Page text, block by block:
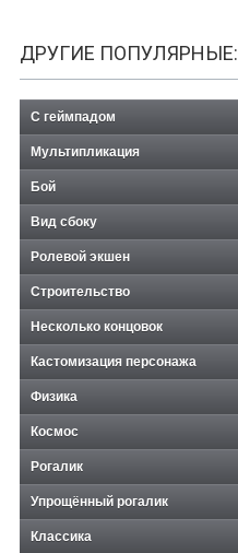
ДРУГИЕ ПОПУЛЯРНЫЕ:
С геймпадом
Мультипликация
Бой
Вид сбоку
Ролевой экшен
Строительство
Несколько концовок
Кастомизация персонажа
Физика
Космос
Рогалик
Упрощённый рогалик
Классика